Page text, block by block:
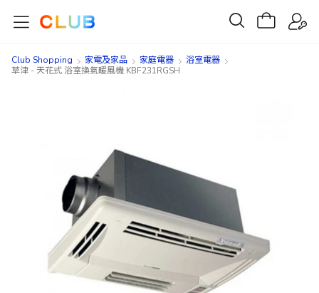
Club Shopping 家電及家品 家庭電器
浴室電器
草津 - 天花式 浴室換氣暖風機 KBF231RGSH